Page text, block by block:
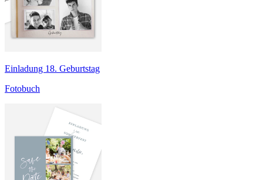
Einladung 18. Geburtstag
Fotobuch